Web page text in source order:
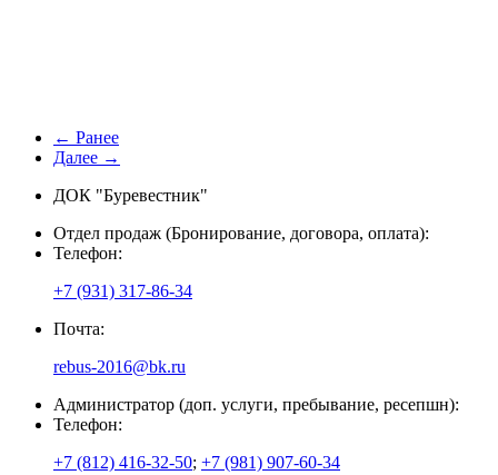
← Ранее
Далее →
ДОК "Буревестник"
Отдел продаж (Бронирование, договора, оплата):
Телефон:
+7 (931) 317-86-34
Почта:
rebus-2016@bk.ru
Администратор (доп. услуги, пребывание, ресепшн):
Телефон:
+7 (812) 416-32-50; +7 (981) 907-60-34